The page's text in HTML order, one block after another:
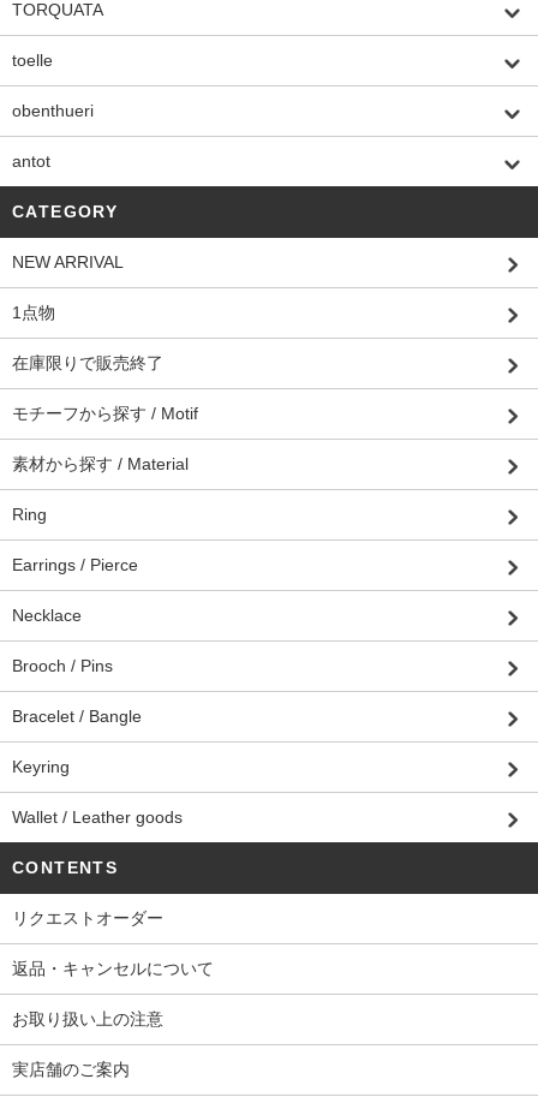
TORQUATA
toelle
obenthueri
antot
CATEGORY
NEW ARRIVAL
1点物
在庫限りで販売終了
モチーフから探す / Motif
素材から探す / Material
Ring
Earrings / Pierce
Necklace
Brooch / Pins
Bracelet / Bangle
Keyring
Wallet / Leather goods
CONTENTS
リクエストオーダー
返品・キャンセルについて
お取り扱い上の注意
実店舗のご案内